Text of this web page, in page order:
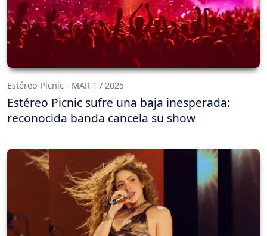
Estéreo Picnic - MAR 1 / 2025
Estéreo Picnic sufre una baja inesperada:
reconocida banda cancela su show